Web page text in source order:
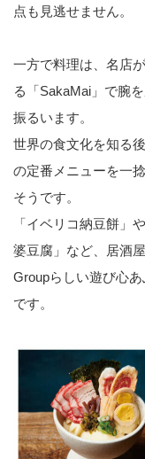
点も見逃せません。
一方で料理は、名店
る「SakaMai」で腕
振るいます。
世界の食文化を知る
の定番メニューを一
そうです。
「イベリコ納豆餅」
婆豆腐」など、居酒
Groupらしい遊び心
です。